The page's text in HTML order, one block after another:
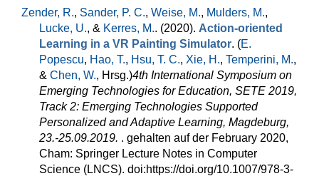
Zender, R., Sander, P. C., Weise, M., Mulders, M.,
Lucke, U., & Kerres, M.. (2020). Action-oriented
Learning in a VR Painting Simulator. (E.
Popescu, Hao, T., Hsu, T. C., Xie, H., Temperini, M.,
& Chen, W., Hrsg.)4th International Symposium on
Emerging Technologies for Education, SETE 2019,
Track 2: Emerging Technologies Supported
Personalized and Adaptive Learning, Magdeburg,
23.-25.09.2019. . gehalten auf der February 2020,
Cham: Springer Lecture Notes in Computer
Science (LNCS). doi:https://doi.org/10.1007/978-3-